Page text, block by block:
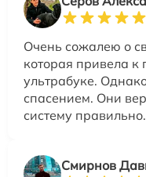
Очень сожалею о
которая привела к
ультрабуке.
спасением. Они
систему
Смирнов